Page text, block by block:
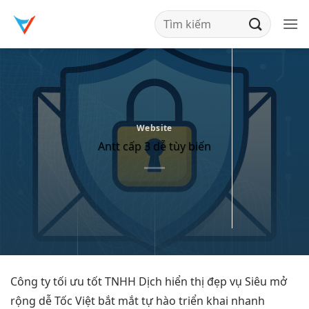
qua
nội
Website
Antt cấp 3 dễ tùy biến
Công tytối ưu tốtTNHH Dịch hiển thị đẹp vụ Siêu mở
rộng dễTốc Việt bắt mắttự hào triển khai nhanh